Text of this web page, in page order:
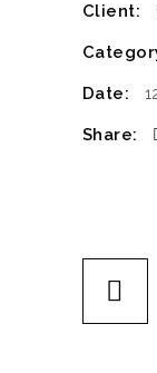
Client:
Date:
Share: